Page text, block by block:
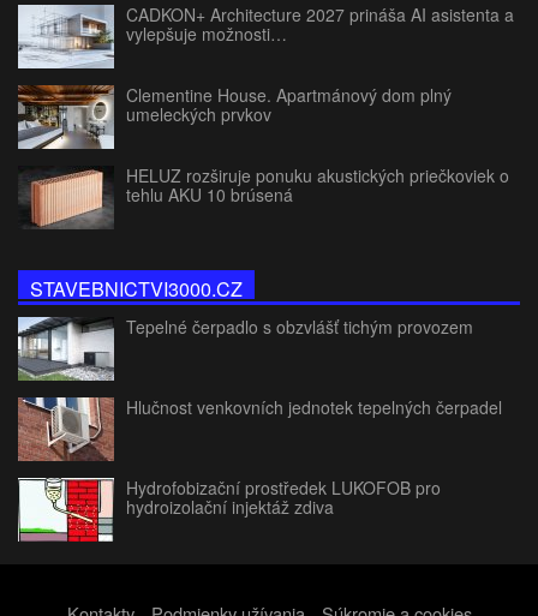
CADKON+ Architecture 2027 prináša AI asistenta a
vylepšuje možnosti…
Clementine House. Apartmánový dom plný
umeleckých prvkov
HELUZ rozširuje ponuku akustických priečkoviek o
tehlu AKU 10 brúsená
STAVEBNICTVI3000.CZ
Tepelné čerpadlo s obzvlášť tichým provozem
Hlučnost venkovních jednotek tepelných čerpadel
Hydrofobizační prostředek LUKOFOB pro
hydroizolační injektáž zdiva